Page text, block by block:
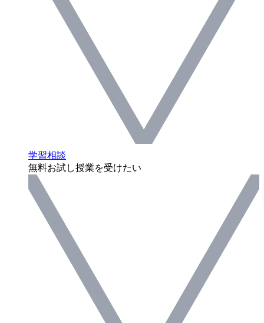
学習相談
無料お試し授業を受けたい